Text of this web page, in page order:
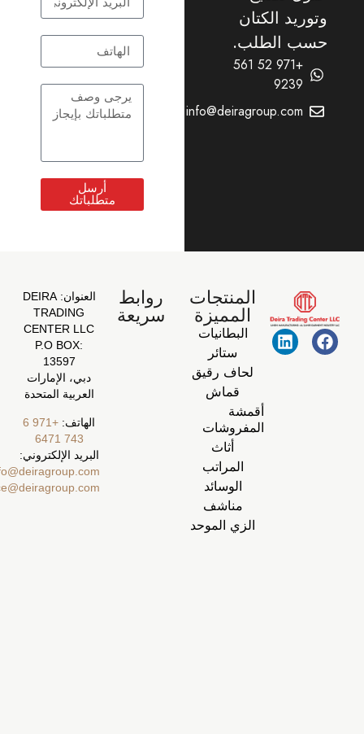
الكتان
الطلب.
+971 52 561
info@deiragroup.com
المنتجات
المميزة
البطانيات
ستائر
لحاف رقيق
المفروشات
الزي الموحد
روابط
سريعة
العنوان:
DEIRA
TRADING
CENTER LLC
دبي، الإمارات
العربية المتحدة
+971 6
البريد الإلكتروني:
info@deiragroup.com
ecommerce@deiragroup.com